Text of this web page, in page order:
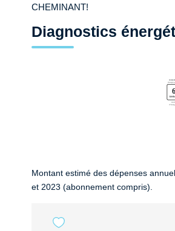
CHEMINANT!
Diagnostics
Montant estimé des dépenses
et 2023 (abonnement compris).